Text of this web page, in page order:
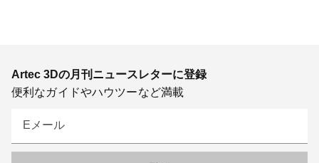
Artec 3Dの月刊ニュースレターに登録
便利なガイドやハウツーなど満載
Eメール